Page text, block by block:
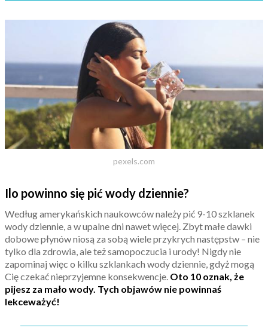
pexels.com
Ilo powinno się pić wody dziennie?
Według amerykańskich naukowców należy pić 9-10 szklanek
wody dziennie, a w upalne dni nawet więcej. Zbyt małe dawki
dobowe płynów niosą za sobą wiele przykrych następstw – nie
tylko dla zdrowia, ale też samopoczucia i urody! Nigdy nie
zapominaj więc o kilku szklankach wody dziennie, gdyż mogą
Cię czekać nieprzyjemne konsekwencje. Oto 10 oznak, że
pijesz za mało wody. Tych objawów nie powinnaś
lekceważyć!